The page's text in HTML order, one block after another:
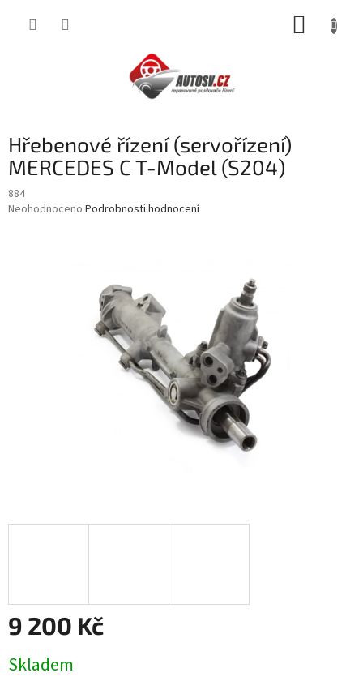
Hřebenové řízení (servořízení)
MERCEDES C T-Model (S204)
884
Průměrné
Neohodnoceno Podrobnosti hodnocení
9 200 Kč
cena:
Skladem